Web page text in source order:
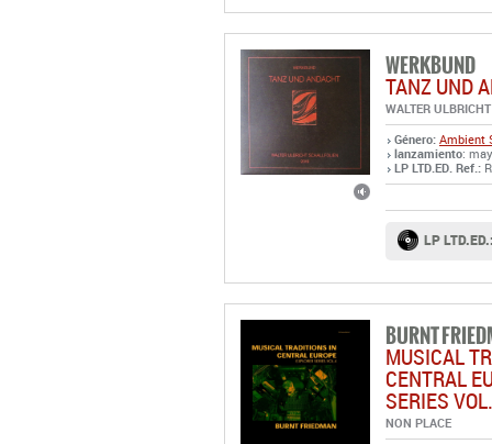
WERKBUND
TANZ UND
WALTER ULBRICHT
Género: Ambient
lanzamiento:
LP LTD.ED. Ref.:
LP
BURNT
MUSICAL
CENTRAL
SERIES
NON PLACE